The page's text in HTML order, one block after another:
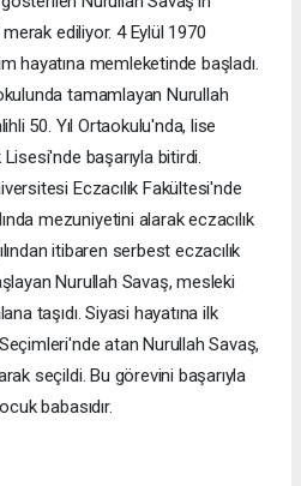
ediliyor. 4 Eylül 1970
hayatına memleketinde başladı.
tamamlayan Nurullah
50. Yıl Ortaokulu'nda, lise
başarıyla bitirdi.
Eczacılık Fakültesi'nde
mezuniyetini alarak eczacılık
itibaren serbest eczacılık
Nurullah Savaş, mesleki
taşıdı. Siyasi hayatına ilk
atan Nurullah Savaş,
seçildi. Bu görevini başarıyla
babasıdır.